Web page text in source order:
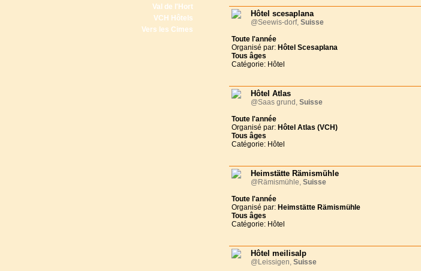
Val de l'Hort
VCH Hôtels
Vers les Cimes
Hôtel scesaplana
@Seewis-dorf, Suisse
Toute l'année
Organisé par: Hôtel Scesaplana
Tous âges
Catégorie: Hôtel
Hôtel Atlas
@Saas grund, Suisse
Toute l'année
Organisé par: Hôtel Atlas (VCH)
Tous âges
Catégorie: Hôtel
Heimstätte Rämismühle
@Rämismühle, Suisse
Toute l'année
Organisé par: Heimstätte Rämismühle
Tous âges
Catégorie: Hôtel
Hôtel meilisalp
@Leissigen, Suisse